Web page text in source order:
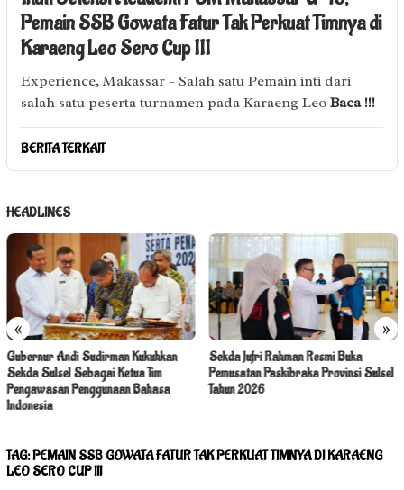
Pemain SSB Gowata Fatur Tak Perkuat Timnya di
Karaeng Leo Sero Cup III
Experience, Makassar – Salah satu Pemain inti dari
salah satu peserta turnamen pada Karaeng Leo Baca !!!
BERITA TERKAIT
HEADLINES
« »
Gubernur Andi Sudirman Kukuhkan
Sekda Sulsel Sebagai Ketua Tim
Pengawasan Penggunaan Bahasa
Indonesia
Sekda Jufri Rahman Resmi Buka
Pemusatan Paskibraka Provinsi Sulsel
Tahun 2026
TAG:PEMAIN SSB GOWATA FATUR TAK PERKUAT TIMNYA DI KARAENG
LEO SERO CUP III